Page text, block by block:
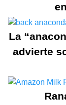
La
advierte